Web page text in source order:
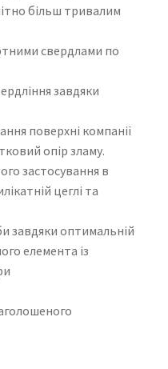
більш тривалим
свердлами по
завдяки
поверхні компанії
опір зламу.
застосування в
цеглі та
завдяки оптимальній
елемента із